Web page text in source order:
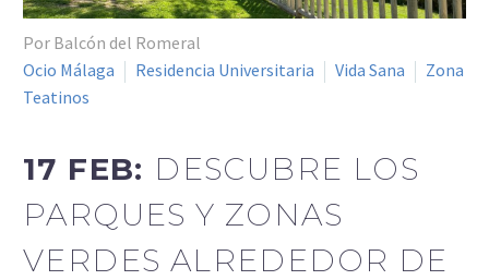
Por Balcón del Romeral
Ocio Málaga
Residencia Universitaria Vida Sana
Zona
Teatinos
17 FEB: DESCUBRE LOS
PARQUES Y ZONAS
VERDES ALREDEDOR DE